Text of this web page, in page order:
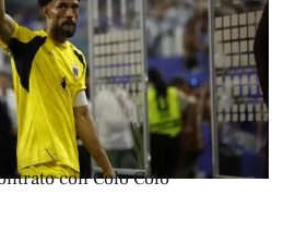
con Colo Colo